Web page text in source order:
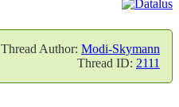
Thread Author: Modi-Skymann
Thread ID: 2111